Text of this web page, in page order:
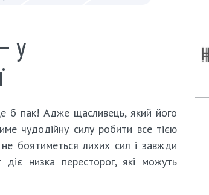
у
б пак! Адже щасливець, який його
чудодійну силу робити все тією
боятиметься лихих сил і завжди
низка пересторог, які можуть